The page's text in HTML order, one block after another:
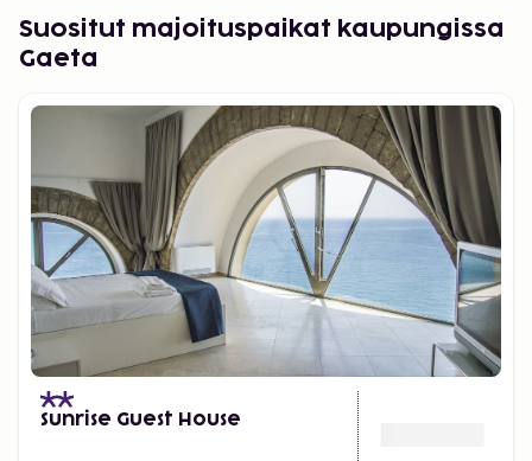
Cassino Sisämaassa sijaitsevasta Cassinosta on
kätevää lähteä retkille. Terracinaan on noin tunnin
matka. Lähimmälle rannalle pääsee autolla
puolentoista tunnin ja Napoliin noin tunnin matka.
Tässä kaupungissa on kaikkea tarvittavaa, kuten
myymälöitä, ravintoloita ja baareja, mutta tänne ei
tulle niiden vuoksi. Täällä on nimittäin yksi Italian
suurimmista vesipuistoista, kooltaan 60 000
neliömetriä.
Mainiot retkimahdollisuudet
Jos haluat yhdistää rantaloman upeisiin retkiin,
nauttia unohtumattomista aterioista, tehdä
ostoksia houkuttelevissa kaupoissa ja kokea aitoa
italialaista tunnelmaa – silloin valintasi on Terracina.
Suositut majoituspaikat kaupungissa
Gaeta
Sunrise Guest House